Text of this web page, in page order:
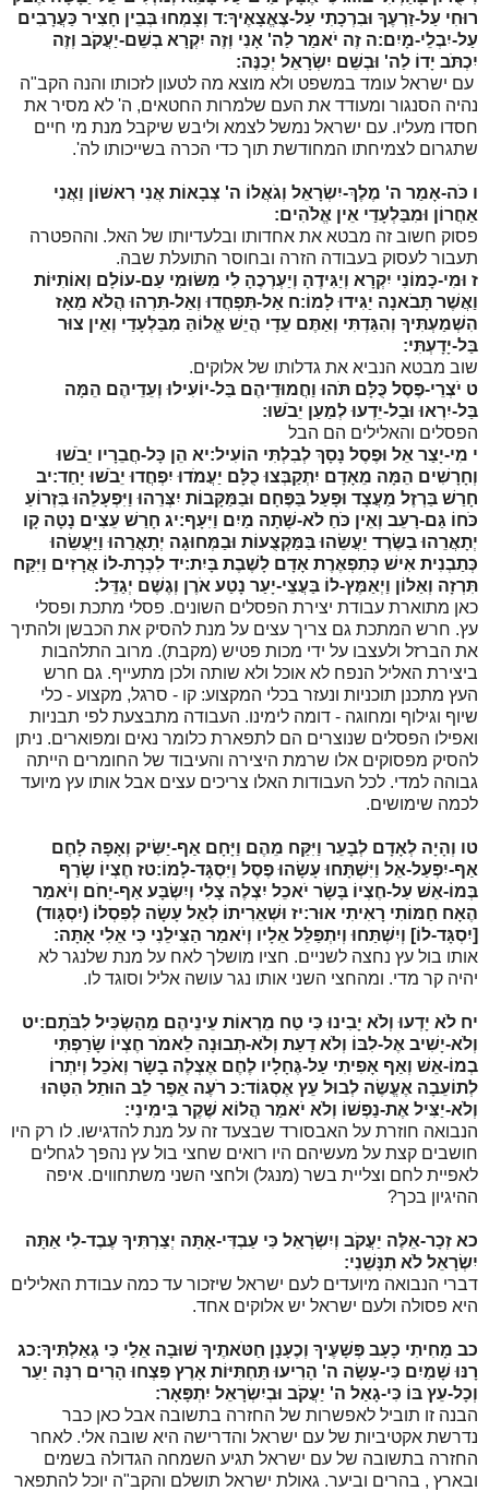
רוּחִי עַל-זַרְעֶךָ וּבִרְכָתִי עַל-צֶאֱצָאֶיךָ:ד וְצָמְחוּ בְּבֵין חָצִיר כַּעֲרָבִים
עַל-יִבְלֵי-מָיִם:ה זֶה יֹאמַר לַה' אָנִי וְזֶה יִקְרָא בְשֵׁם-יַעֲקֹב וְזֶה
יִכְתֹּב יָדוֹ לַה' וּבְשֵׁם יִשְׂרָאֵל יְכַנֶּה:
עם ישראל עומד במשפט ולא מוצא מה לטעון לזכותו והנה הקב"ה
נהיה הסנגור ומעודד את העם שלמרות החטאים, ה' לא מסיר את
חסדו מעליו. עם ישראל נמשל לצמא וליבש שיקבל מנת מי חיים
שתגרום לצמיחתו המחודשת תוך כדי הכרה בשייכותו לה'.
ו כֹּה-אָמַר ה' מֶלֶךְ-יִשְׂרָאֵל וְגֹאֲלוֹ ה' צְבָאוֹת אֲנִי רִאשׁוֹן וַאֲנִי
אַחֲרוֹן וּמִבַּלְעָדַי אֵין אֱלֹהִים:
פסוק חשוב זה מבטא את אחדותו ובלעדיותו של האל. וההפטרה
תעבור לעסוק בעבודה הזרה ובחוסר התועלת שבה.
ז וּמִי-כָמוֹנִי יִקְרָא וְיַגִּידֶהָ וְיַעְרְכֶהָ לִי מִשּׂוּמִי עַם-עוֹלָם וְאוֹתִיּוֹת
וַאֲשֶׁר תָּבֹאנָה יַגִּידוּ לָמוֹ:ח אַל-תִּפְחֲדוּ וְאַל-תִּרְהוּ הֲלֹא מֵאָז
הִשְׁמַעְתִּיךָ וְהִגַּדְתִּי וְאַתֶּם עֵדָי הֲיֵשׁ אֱלוֹהַּ מִבַּלְעָדַי וְאֵין צוּר
בַּל-יָדָעְתִּי:
שוב מבטא הנביא את גדלותו של אלוקים.
ט יֹצְרֵי-פֶסֶל כֻּלָּם תֹּהוּ וַחֲמוּדֵיהֶם בַּל-יוֹעִילוּ וְעֵדֵיהֶם הֵמָּה
בַּל-יִרְאוּ וּבַל-יֵדְעוּ לְמַעַן יֵבֹשׁוּ:
הפסלים והאלילים הם הבל
י מִי-יָצַר אֵל וּפֶסֶל נָסָךְ לְבִלְתִּי הוֹעִיל:יא הֵן כָּל-חֲבֵרָיו יֵבֹשׁוּ
וְחָרָשִׁים הֵמָּה מֵאָדָם יִתְקַבְּצוּ כֻלָּם יַעֲמֹדוּ יִפְחֲדוּ יֵבֹשׁוּ יָחַד:יב
חָרַשׁ בַּרְזֶל מַעֲצָד וּפָעַל בַּפֶּחָם וּבַמַּקָּבוֹת יִצְּרֵהוּ וַיִּפְעָלֵהוּ בִּזְרוֹעַ
כֹּחוֹ גַּם-רָעֵב וְאֵין כֹּחַ לֹא-שָׁתָה מַיִם וַיִּעָף:יג חָרַשׁ עֵצִים נָטָה קָו
יְתָאֲרֵהוּ בַשֶּׂרֶד יַעֲשֵׂהוּ בַּמַּקְצֻעוֹת וּבַמְּחוּגָה יְתָאֳרֵהוּ וַיַּעֲשֵׂהוּ
כְּתַבְנִית אִישׁ כְּתִפְאֶרֶת אָדָם לָשֶׁבֶת בָּיִת:יד לִכְרָת-לוֹ אֲרָזִים וַיִּקַּח
תִּרְזָה וְאַלּוֹן וַיְאַמֶּץ-לוֹ בַּעֲצֵי-יָעַר נָטַע אֹרֶן וְגֶשֶׁם יְגַדֵּל:
כאן מתוארת עבודת יצירת הפסלים השונים. פסלי מתכת ופסלי
עץ. חרש המתכת גם צריך עצים על מנת להסיק את הכבשן ולהתיך
את הברזל ולעצבו על ידי מכות פטיש (מקבת). מרוב התלהבות
ביצירת האליל הנפח לא אוכל ולא שותה ולכן מתעייף. גם חרש
העץ מתכנן תוכניות ונעזר בכלי המקצוע: קו - סרגל, מקצוע - כלי
שיוף וגילוף ומחוגה - דומה לימינו. העבודה מתבצעת לפי תבניות
ואפילו הפסלים שנוצרים הם לתפארת כלומר נאים ומפוארים. ניתן
להסיק מפסוקים אלו שרמת היצירה והעיבוד של החומרים הייתה
גבוהה למדי. לכל העבודות האלו צריכים עצים אבל אותו עץ מיועד
לכמה שימושים.
טו וְהָיָה לְאָדָם לְבָעֵר וַיִּקַּח מֵהֶם וַיָּחָם אַף-יַשִּׂיק וְאָפָה לָחֶם
אַף-יִפְעַל-אֵל וַיִּשְׁתָּחוּ עָשָׂהוּ פֶסֶל וַיִּסְגָּד-לָמוֹ:טז חֶצְיוֹ שָׂרַף
בְּמוֹ-אֵשׁ עַל-חֶצְיוֹ בָּשָׂר יֹאכֵל יִצְלֶה צָלִי וְיִשְׂבָּע אַף-יָחֹם וְיֹאמַר
הֶאָח חַמּוֹתִי רָאִיתִי אוּר:יז וּשְׁאֵרִיתוֹ לְאֵל עָשָׂה לְפִסְלוֹ (יִסְגָּוד)
[יִסְגָּד-לוֹ] וְיִשְׁתַּחוּ וְיִתְפַּלֵּל אֵלָיו וְיֹאמַר הַצִּילֵנִי כִּי אֵלִי אָתָּה:
אותו בול עץ נחצה לשניים. חציו מושלך לאח על מנת שלנגר לא
יהיה קר מדי. ומהחצי השני אותו נגר עושה אליל וסוגד לו.
יח לֹא יָדְעוּ וְלֹא יָבִינוּ כִּי טַח מֵרְאוֹת עֵינֵיהֶם מֵהַשְׂכִּיל לִבֹּתָם:יט
וְלֹא-יָשִׁיב אֶל-לִבּוֹ וְלֹא דַעַת וְלֹא-תְבוּנָה לֵאמֹר חֶצְיוֹ שָׂרַפְתִּי
בְמוֹ-אֵשׁ וְאַף אָפִיתִי עַל-גֶּחָלָיו לֶחֶם אֶצְלֶה בָשָׂר וְאֹכֵל וְיִתְרוֹ
לְתוֹעֵבָה אֶעֱשֶׂה לְבוּל עֵץ אֶסְגּוֹד:כ רֹעֶה אֵפֶר לֵב הוּתַל הִטָּהוּ
וְלֹא-יַצִּיל אֶת-נַפְשׁוֹ וְלֹא יֹאמַר הֲלוֹא שֶׁקֶר בִּימִינִי:
הנבואה חוזרת על האבסורד שבצעד זה על מנת להדגישו. לו רק היו
חושבים קצת על מעשיהם היו רואים שחצי בול עץ נהפך לגחלים
לאפיית לחם וצליית בשר (מנגל) ולחצי השני משתחווים. איפה
ההיגיון בכך?
כא זְכָר-אֵלֶּה יַעֲקֹב וְיִשְׂרָאֵל כִּי עַבְדִּי-אָתָּה יְצַרְתִּיךָ עֶבֶד-לִי אַתָּה
יִשְׂרָאֵל לֹא תִנָּשֵׁנִי:
דברי הנבואה מיועדים לעם ישראל שיזכור עד כמה עבודת האלילים
היא פסולה ולעם ישראל יש אלוקים אחד.
כב מָחִיתִי כָעָב פְּשָׁעֶיךָ וְכֶעָנָן חַטֹּאתֶיךָ שׁוּבָה אֵלַי כִּי גְאַלְתִּיךָ:כג
רָנּוּ שָׁמַיִם כִּי-עָשָׂה ה' הָרִיעוּ תַּחְתִּיּוֹת אָרֶץ פִּצְחוּ הָרִים רִנָּה יַעַר
וְכָל-עֵץ בּוֹ כִּי-גָאַל ה' יַעֲקֹב וּבְיִשְׂרָאֵל יִתְפָּאָר:
הבנה זו תוביל לאפשרות של החזרה בתשובה אבל כאן כבר
נדרשת אקטיביות של עם ישראל והדרישה היא שובה אלי. לאחר
החזרה בתשובה של עם ישראל תגיע השמחה הגדולה בשמים
ובארץ , בהרים וביער. גאולת ישראל תושלם והקב"ה יוכל להתפאר